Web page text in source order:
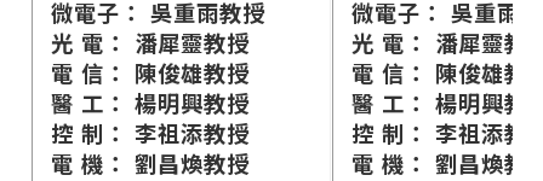
微電子： 吳重雨教授
光 電： 潘犀靈教授
電 信： 陳俊雄教授
醫 工： 楊明興教授
控 制： 李祖添教授
電 機： 劉昌煥教授
微電子： 吳重雨
光 電： 潘犀靈教
電 信： 陳俊雄教
醫 工： 楊明興教
控 制： 李祖添教
電 機： 劉昌煥教